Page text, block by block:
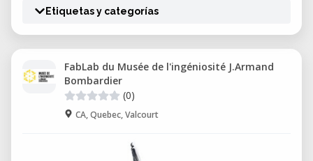
Etiquetas y categorías
FabLab du Musée de l'ingéniosité J.Armand
Bombardier
(0)
CA, Quebec, Valcourt